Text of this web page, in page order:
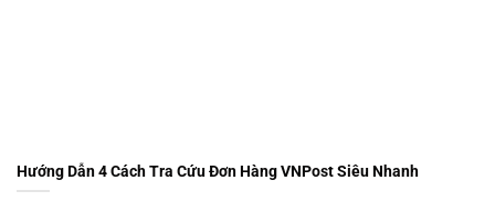
Hướng Dẫn 4 Cách Tra Cứu Đơn Hàng VNPost Siêu Nhanh